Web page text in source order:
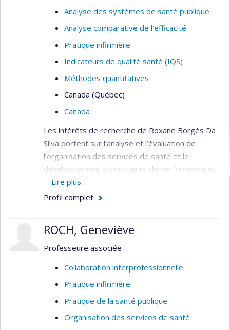
Analyse des systèmes de santé publique
Analyse comparative de l'efficacité
Pratique infirmière
Indicateurs de qualité santé (IQS)
Méthodes quantitatives
Canada (Québec)
Canada
Les intérêts de recherche de Roxane Borgès Da
Silva portent sur l’analyse et l’évaluation de
l’organisation des services de santé et le
développement d’indicateurs de performance et
de qualité. Elle s’intéresse plus particulièrement à
l’évolution de l’organisation des services de
s’intéresse également aux effets des politiques
de santé liées à l’organisation des services de
collaborations.
Économie de la santé
Santé publique
Organisation des soins de santé
Lire plus…
Profil complet
ROCH, Geneviève
Professeure associée
Collaboration interprofessionnelle
Pratique infirmière
Pratique de la santé publique
Organisation des services de santé